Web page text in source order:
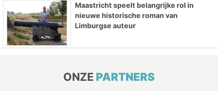
Maastricht speelt belangrijke rol in
nieuwe historische roman van
Limburgse auteur
ONZE PARTNERS